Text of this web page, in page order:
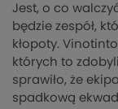
Jest, o co
będzie zespół,
kłopoty.
których to
sprawiło, że
spadkową